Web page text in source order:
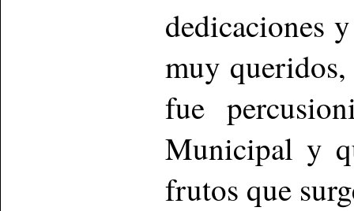
dedicaciones
muy
fue
Municipal y
frutos que